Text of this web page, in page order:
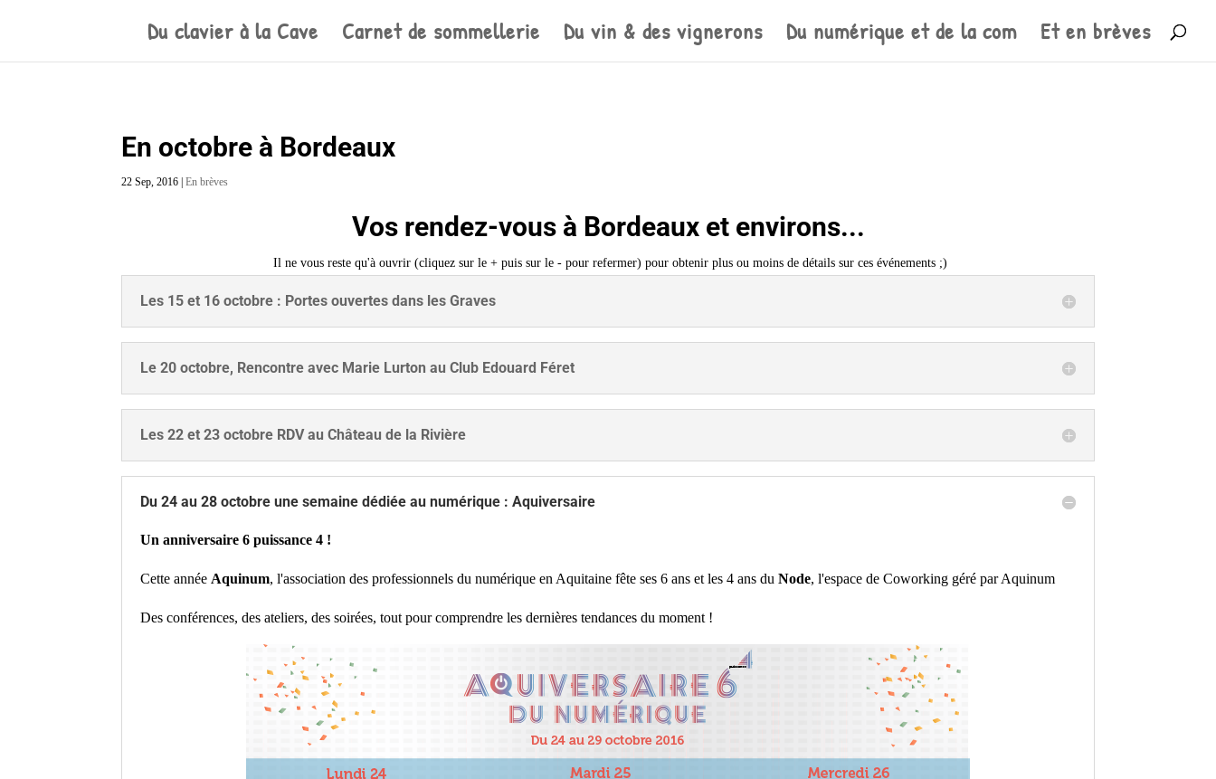
Du clavier à la Cave Carnet de sommellerie Du vin & des vignerons Du numérique et de la com Et en brèves
En octobre à Bordeaux
22 Sep, 2016 |En brèves
Vos rendez-vous à Bordeaux et environs...
Il ne vous reste qu'à ouvrir (cliquez sur le + puis sur le - pour refermer) pour obtenir plus ou moins de détails sur ces événements ;)
Les 15 et 16 octobre : Portes ouvertes dans les Graves
Le 20 octobre, Rencontre avec Marie Lurton au Club Edouard Féret
Les 22 et 23 octobre RDV au Château de la Rivière
Du 24 au 28 octobre une semaine dédiée au numérique : Aquiversaire
Un anniversaire 6 puissance 4 !
Cette année Aquinum, l'association des professionnels du numérique en Aquitaine fête ses 6 ans et les 4 ans duNode, l'espace de Coworking géré par Aquinum
Des conférences, des ateliers, des soirées, tout pour comprendre les dernières tendances du moment !